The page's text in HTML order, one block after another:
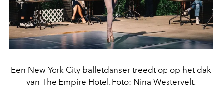
Een New York City balletdanser treedt op op het dak
van The Empire Hotel. Foto: Nina Westervelt.